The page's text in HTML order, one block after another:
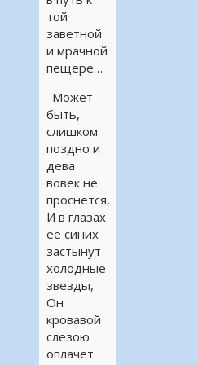
той
заветной
и мрачной
пещере…
Может
быть,
слишком
поздно и
дева
вовек не
проснется,
И в глазах
ее синих
застынут
холодные
звезды,
Он
кровавой
слезою
оплачет